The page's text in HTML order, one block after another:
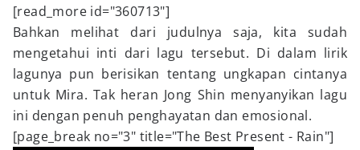
[read_more id="360713"]
Bahkan melihat dari judulnya saja, kita sudah
mengetahui inti dari lagu tersebut. Di dalam lirik
lagunya pun berisikan tentang ungkapan cintanya
untuk Mira. Tak heran Jong Shin menyanyikan lagu
ini dengan penuh penghayatan dan emosional.
[page_break no="3" title="The Best Present - Rain"]